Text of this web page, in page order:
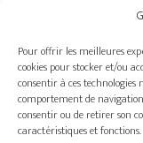
Pour offrir les meilleures
cookies pour stocker et/ou
consentir à ces
comportement de
consentir ou de retirer son
caractéristiques et fonctions.
ORDINATEUR
Ordinateur –
Câble
Batterie ECOFLOW –